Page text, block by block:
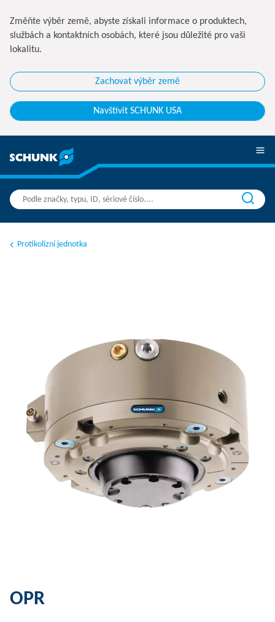
Změňte výběr země, abyste získali informace o produktech,
službách a kontaktních osobách, které jsou důležité pro vaši
lokalitu.
Zachovat výběr země
Navštívit SCHUNK USA
Protikolizní jednotka
OPR